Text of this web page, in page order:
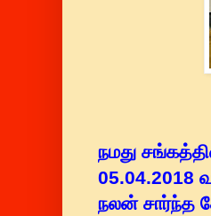
நமது
05.04.2018
நலன் சார்ந்த